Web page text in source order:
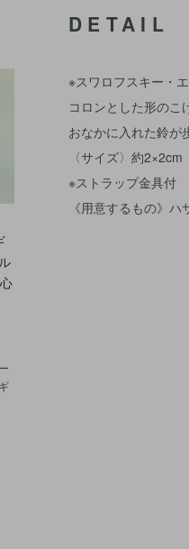
DETAIL
※スワロフスキー・
コロンとした形の
おなかに入れた鈴が
〈サイズ〉約2×2cm
※ストラップ金具付
《用意するもの》